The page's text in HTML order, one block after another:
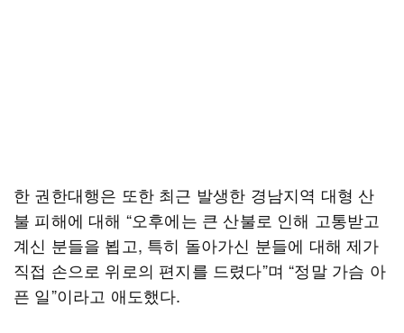
한 권한대행은 또한 최근 발생한 경남지역 대형 산
불 피해에 대해 “오후에는 큰 산불로 인해 고통받고
계신 분들을 뵙고, 특히 돌아가신 분들에 대해 제가
직접 손으로 위로의 편지를 드렸다”며 “정말 가슴 아
픈 일”이라고 애도했다.